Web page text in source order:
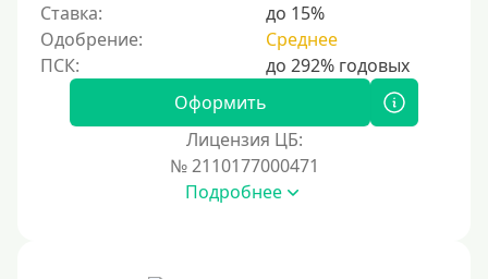
Ставка:
до 15%
Одобрение:
Среднее
Оформить
Лицензия ЦБ:
№ 2110177000471
Подробнее